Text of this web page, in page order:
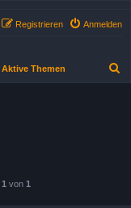
Anmelden
Registrieren
Aktive Themen
1 von 1